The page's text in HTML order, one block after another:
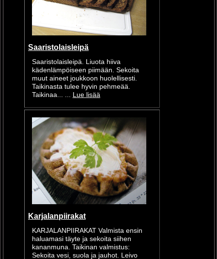
Saaristolaisleipä
Saaristolaisleipä. Liuota hiiva
kädenlämpöiseen piimään. Sekoita
muut aineet joukkoon huolellisesti.
Taikinasta tulee hyvin pehmeää.
Taikinaa... ... Lue lisää
Karjalanpiirakat
KARJALANPIIRAKAT Valmista ensin
haluamasi täyte ja sekoita siihen
kananmuna. Taikinan valmistus:
Sekoita vesi, suola ja jauhot. Leivo